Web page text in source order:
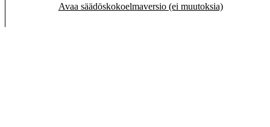
Avaa säädöskokoelmaversio (ei muutoksia)